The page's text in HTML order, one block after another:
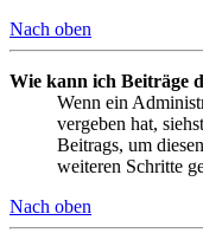
Nach oben
Wie kann ich Beiträge
Wenn ein
vergeben hat,
Beitrags, um
weiteren Schritte
Nach oben